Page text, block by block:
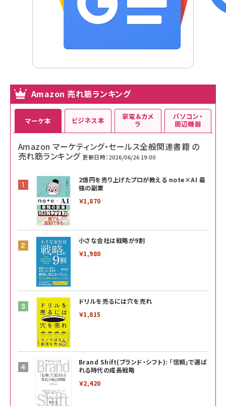
Amazon 売れ筋ランキング
マーケ本
Amazon マーケティング・セールス全般関連書籍 の
売れ筋ランキング 更新日時：2026/06/26 19:00
2億円を売り上げたプロが教える note×AI 最
強の副業
￥1,870
小さな会社は戦略が9割
￥1,980
ドリルを売るには穴を売れ
￥1,815
Brand Shift(ブランド・シフト): 「信頼」で選ば
れる時代の成長戦略
￥2,420
ビジネス本 家電＆カメ
ラ
パソコン・
周辺機器